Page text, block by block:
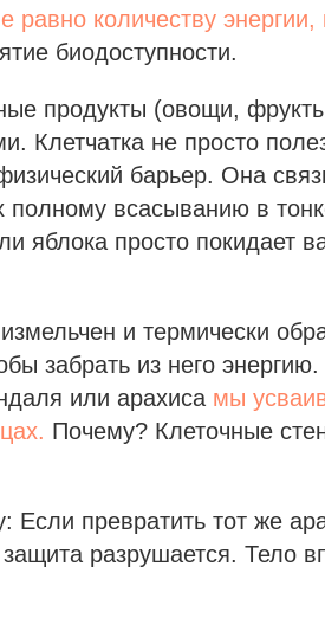
равно количеству энергии,
биодоступности.
продукты (овощи,
Клетчатка не просто
барьер. Она
полному всасыванию в
яблока просто покидает
и термически
забрать из него
или арахиса мы
Почему? Клеточные
Если превратить тот же
разрушается. Тело